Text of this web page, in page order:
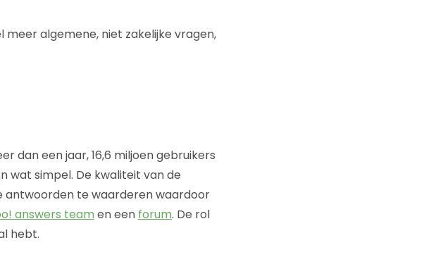
meer algemene, niet zakelijke vragen,
dan een jaar, 16,6 miljoen gebruikers
wat simpel. De kwaliteit van de
te waarderen waardoor
answers team en een forum. De rol
hebt.